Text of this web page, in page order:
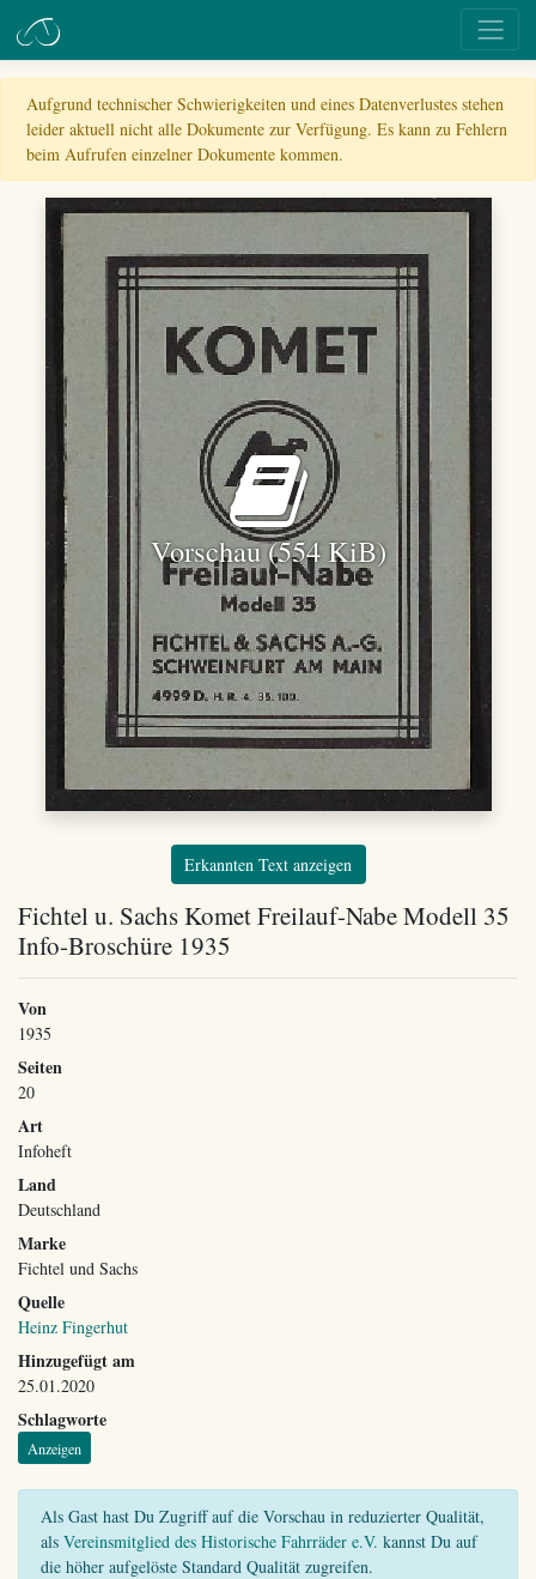
Aufgrund technischer Schwierigkeiten und eines Datenverlustes stehen
leider aktuell nicht alle Dokumente zur Verfügung. Es kann zu Fehlern
beim Aufrufen einzelner Dokumente kommen.
Vorschau (554 KiB)
Erkannten Text anzeigen
Fichtel u. Sachs Komet Freilauf-Nabe Modell 35
Info-Broschüre 1935
Von
1935
Seiten
20
Art
Infoheft
Land
Deutschland
Marke
Fichtel und Sachs
Quelle
Heinz Fingerhut
Hinzugefügt am
25.01.2020
Schlagworte
Anzeigen
Als Gast hast Du Zugriff auf die Vorschau in reduzierter Qualität,
als Vereinsmitglied des Historische Fahrräder e.V. kannst Du auf
die höher aufgelöste Standard Qualität zugreifen.